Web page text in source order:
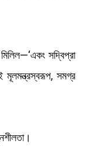
সদ্বিপ্রা
মূলমন্ত্রস্বরূপ, সমগ্র